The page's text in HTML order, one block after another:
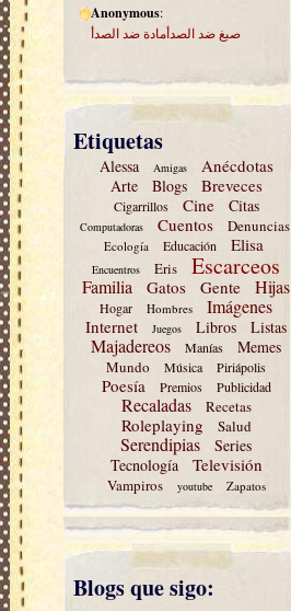
Anonymous:
صبغ ضد الصدأمادة ضد الصدأ
Etiquetas
Alessa Amigas Anécdotas
Arte Blogs Breveces
Cigarrillos Cine Citas
Computadoras Cuentos Denuncias
Ecología Educación Elisa
Encuentros Eris Escarceos
Familia Gatos Gente Hijas
Hogar Hombres Imágenes
Internet Juegos Libros Listas
Majadereos Manías Memes
Mundo Música Piriápolis
Poesía Premios Publicidad
Recaladas Recetas
Roleplaying Salud
Serendipias
Series
Tecnología
Televisión
Vampiros youtube Zapatos
Blogs que sigo: